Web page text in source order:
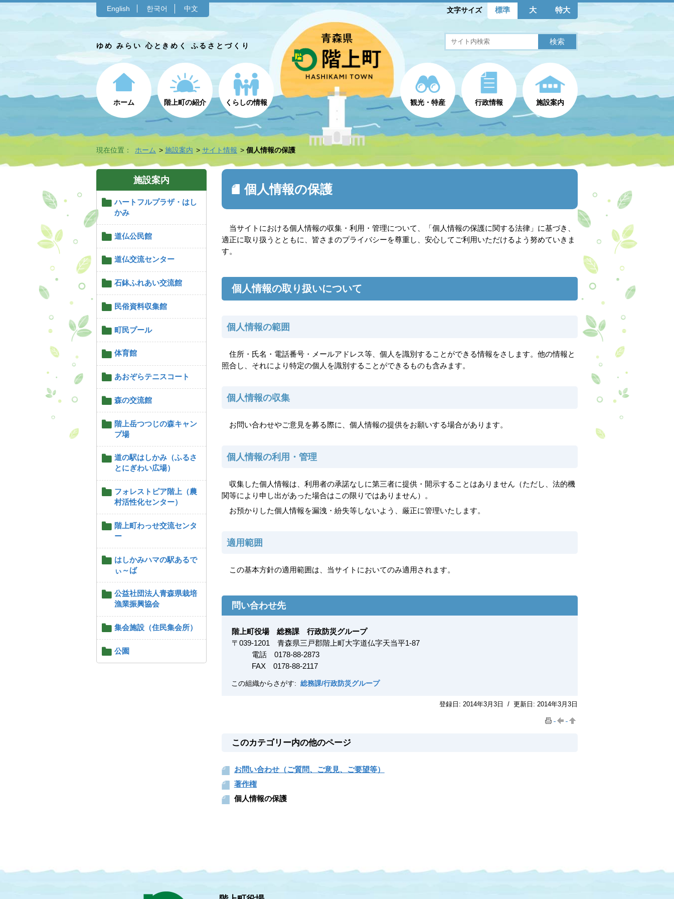
English 한국어 中文 文字サイズ 標準 大 特大
ゆめ みらい 心ときめく ふるさとづくり
ホーム 階上町の紹介 くらしの情報 観光・特産 行政情報 施設案内
現在位置： ホーム 施設案内 サイト情報 個人情報の保護
施設案内
ハートフルプラザ・はし
かみ
道仏公民館
道仏交流センター
石鉢ふれあい交流館
民俗資料収集館
町民プール
体育館
あおぞらテニスコート
森の交流館
階上岳つつじの森キャン
プ場
道の駅はしかみ（ふるさ
とにぎわい広場）
フォレストピア階上（農
村活性化センター）
階上町わっせ交流センタ
ー
はしかみハマの駅あるで
ぃ～ば
公益社団法人青森県栽培
漁業振興協会
集会施設（住民集会所）
公園
個人情報の保護
当サイトにおける個人情報の収集・利用・管理について、「個人情報の保護に関する法律」に基づき、
適正に取り扱うとともに、皆さまのプライバシーを尊重し、安心してご利用いただけるよう努めていきま
す。
個人情報の取り扱いについて
個人情報の範囲
住所・氏名・電話番号・メールアドレス等、個人を識別することができる情報をさします。他の情報と
照合し、それにより特定の個人を識別することができるものも含みます。
個人情報の収集
お問い合わせやご意見を募る際に、個人情報の提供をお願いする場合があります。
個人情報の利用・管理
収集した個人情報は、利用者の承諾なしに第三者に提供・開示することはありません（ただし、法的機
関等により申し出があった場合はこの限りではありません）。
お預かりした個人情報を漏洩・紛失等しないよう、厳正に管理いたします。
適用範囲
この基本方針の適用範囲は、当サイトにおいてのみ適用されます。
問い合わせ先
階上町役場 総務課 行政防災グループ
〒 039-1201
青森県三戸郡階上町大字道仏字天当平1-87
電話 0178-88-2873
FAX 0178-88-2117
この組織からさがす: 総務課/行政防災グループ
登録日: 2014年3月3日 / 更新日: 2014年3月3日
このカテゴリー内の他のページ
お問い合わせ（ご質問、ご意見、ご要望等）
著作権
個人情報の保護